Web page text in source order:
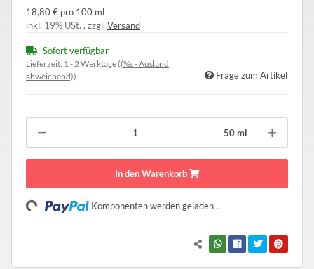
18,80 € pro 100 ml
inkl. 19% USt. , zzgl. Versand
Sofort verfügbar
Lieferzeit: 1 - 2 Werktage((%s - Ausland
abweichend))
Frage zum Artikel
50 ml
In den Warenkorb
Loading... Komponenten werden geladen ...